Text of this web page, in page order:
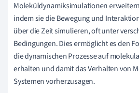
Moleküldynamiksimulationen
indem sie die Bewegung und
über die Zeit simulieren, oft unter
Bedingungen. Dies ermöglicht es den
die dynamischen Prozesse auf
erhalten und damit das Verhalten von
Systemen vorherzusagen.